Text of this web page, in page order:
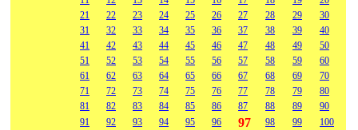
21
22 23 24 25 26 27 28 29
30
31
32 33 34 35 36 37 38 39
40
41
42 43 44 45 46 47 48 49
50
51
52 53 54 55 56 57 58 59
60
61
62 63 64 65 66 67 68 69
70
71
72 73 74 75 76 77 78 79
80
81
82 83 84 85 86 87 88 89
90
91
92 93 94 95 96 97 98 99
100